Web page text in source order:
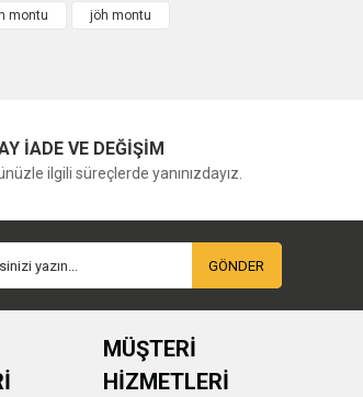
montu jöh montu
İADE VE DEĞİŞİM
ilgili süreçlerde yanınızdayız.
GÖNDER
MÜŞTERİ
HİZMETLERİ